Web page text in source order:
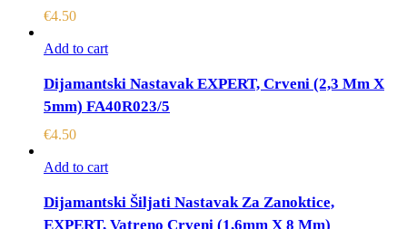
€4.50
Add to cart
Dijamantski Nastavak EXPERT, Crveni (2,3 Mm X
5mm) FA40R023/5
€4.50
Add to cart
Dijamantski Šiljati Nastavak Za Zanoktice,
EXPERT, Vatreno Crveni (1,6mm X 8 Mm)